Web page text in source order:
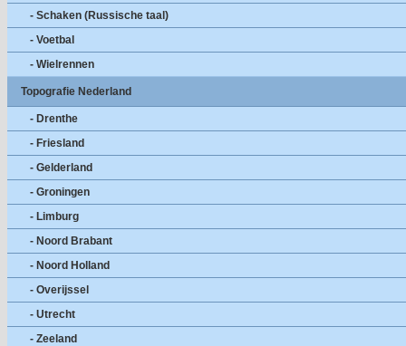
- Schaken (Russische taal)
- Voetbal
- Wielrennen
Topografie Nederland
- Drenthe
- Friesland
- Gelderland
- Groningen
- Limburg
- Noord Brabant
- Noord Holland
- Overijssel
- Utrecht
- Zeeland